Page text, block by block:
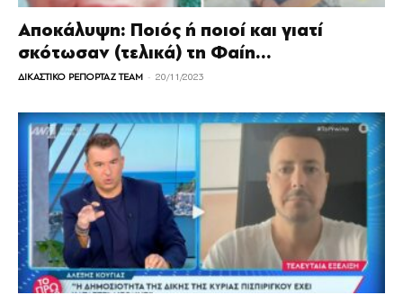
Αποκάλυψη: Ποιός ή ποιοί και γιατί
σκότωσαν (τελικά) τη Φαίη...
ΔΙΚΑΣΤΙΚΟ ΡΕΠΟΡΤΑΖ TEAM - 20/11/2023